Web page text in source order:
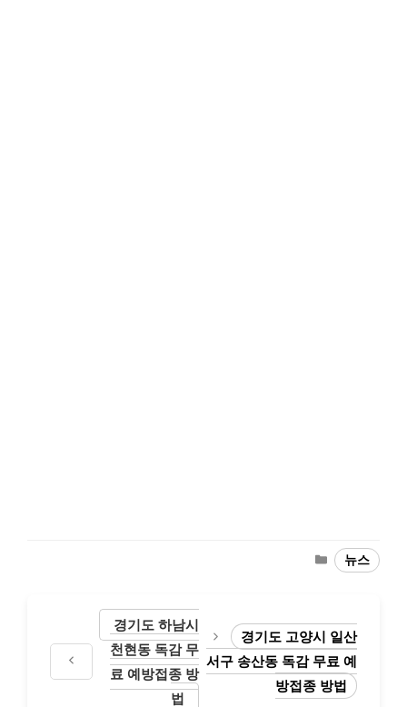
Categories
뉴스
경기도 하남시
천현동 독감 무
료 예방접종 방
법
경기도 고양시 일산
서구 송산동 독감 무료 예
방접종 방법